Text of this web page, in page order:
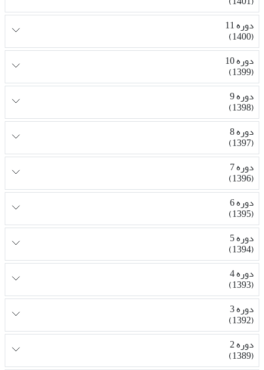
دوره 11
(1400)
دوره 10
(1399)
دوره 9
(1398)
دوره 8
(1397)
دوره 7
(1396)
دوره 6
(1395)
دوره 5
(1394)
دوره 4
(1393)
دوره 3
(1392)
دوره 2
(1389)